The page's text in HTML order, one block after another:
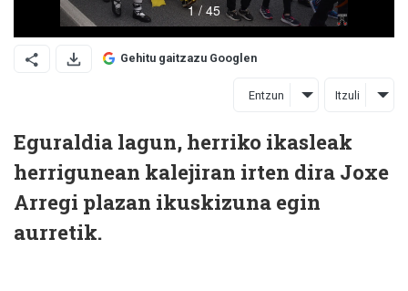
Gehitu gaitzazu Googlen
Entzun Itzuli
Eguraldia lagun, herriko ikasleak
herrigunean kalejiran irten dira Joxe
Arregi plazan ikuskizuna egin
aurretik.